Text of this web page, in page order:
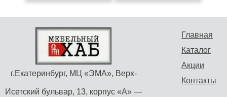
Главная
Каталог
Акции
Контакты
г.Екатеринбург, МЦ «ЭМА», Верх-
Исетский бульвар, 13, корпус «А» —